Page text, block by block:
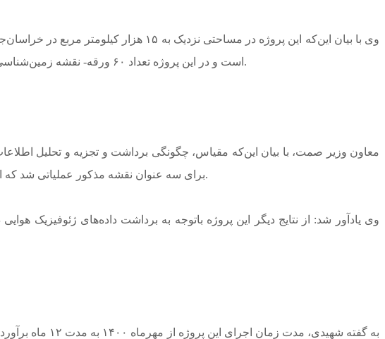
است و در این پروژه تعداد ۶۰ ورقه- نقشه زمین‌شناسی، ژئوشیمیایی، اکتشاف سیستماتیک چهار لایه‌ای شامل فلزی، غیرفلزی، کانی‌های قیمتی و عناصر استراتژیک تهیه خواهد شد.
معاون وزیر صمت، با بیان این‌که مقیاس، چگونگی برداشت و تجزیه و تحلیل
برای سه عنوان نقشه مذکور عملیاتی شد که البته با توجه به انتخاب این مقیاس، دقت مطالعات انجام شده نسبت به مقیاس ملی یکصدهزارم، چهار برابر بیشتر شده است.
وی یادآور شد: از نتایج دیگر این پروژه باتوجه به برداشت داده‌های
به گفته